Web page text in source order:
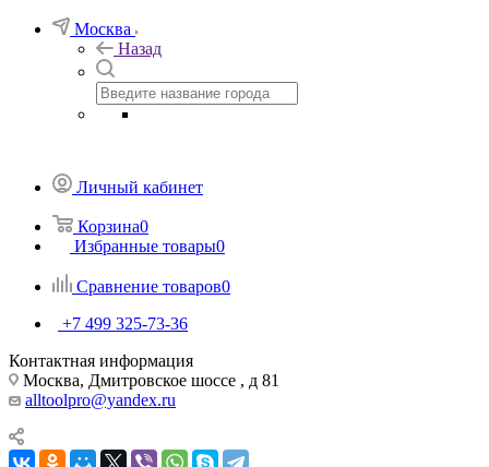
Москва
Назад
Личный кабинет
Корзина0
Избранные товары0
Сравнение товаров0
+7 499 325-73-36
Контактная информация
Москва, Дмитровское шоссе , д 81
alltoolpro@yandex.ru